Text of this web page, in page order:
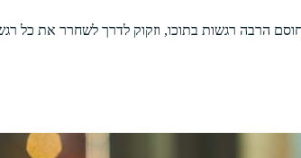
הרבה רגשות בתוכו, וזקוק לדרך לשחרר את כל